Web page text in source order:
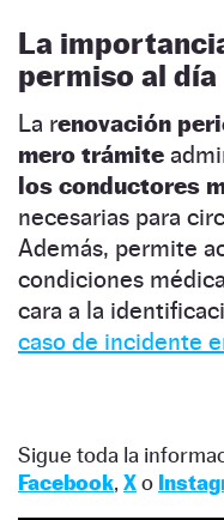
La
permiso al día
La renovación
mero trámite
los conductores
necesarias para
Además, permite
condiciones
cara a la
caso de incidente
Sigue toda la
Facebook, Xo